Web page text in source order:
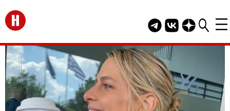
Перейти на главную
Telegram канал
Группа HELLO
Канал